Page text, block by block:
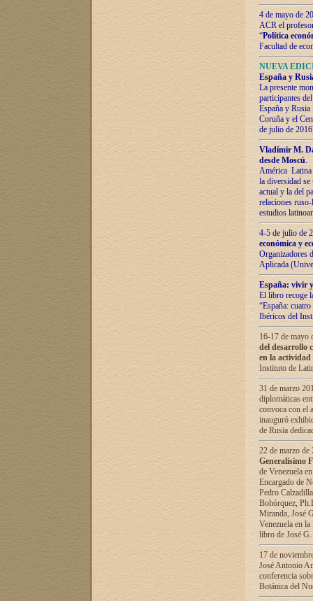
4 de mayo de
ACR el
“Política
Facultad de
NUEVA
España y
La presente
participantes
España y
Coruña y el
de julio de
Vladímir М.
desde Moscú.
América Latina
la diversidad
actual у lа del
relaciones
estudios
4-5 de julio de
económica y
Organizadores
Aplicada
España: vivir
El libro recoge
“España:
Ibéricos del
16-17 de mayo
del desarrollo
en la
Instituto de
31 de marzo
diplomáticas
convoca con el
inauguró
de Rusia
22 de marzo
Generalísimo
de Venezuela
Encargado de
Pedro
Bohórquez,
Miranda, José
Venezuela en
libro de José
17 de
José Antonio
conferencia
Botánica del